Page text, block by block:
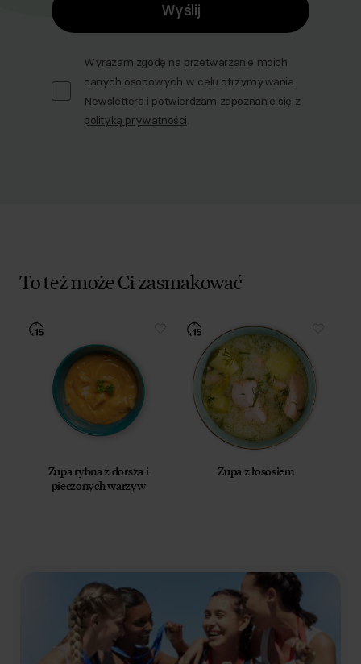
Wyślij
Wyrażam zgodę na przetwarzanie moich
danych osobowych w celu otrzymywania
Newslettera i potwierdzam zapoznanie się z
polityką prywatności.
To też może Ci zasmakować
Zupa rybna z dorsza i
pieczonych warzyw
Zupa z łososiem